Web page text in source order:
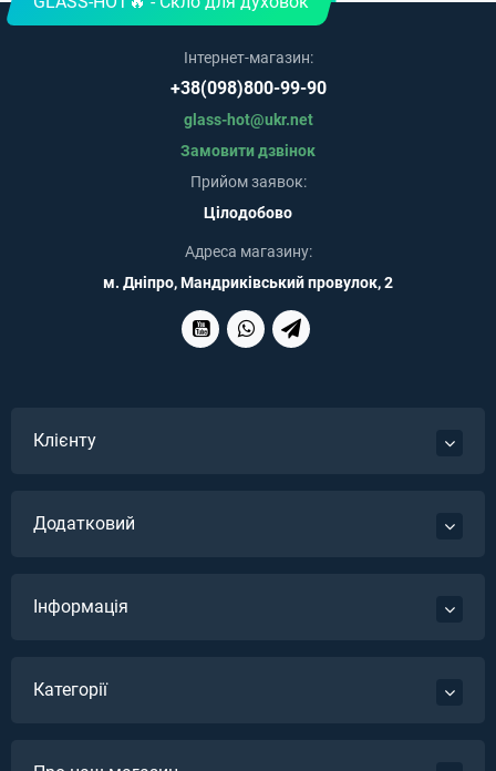
Інтернет-магазин:
+38(098)800-99-90
glass-hot@ukr.net
Замовити дзвінок
Прийом заявок:
Цілодобово
Адреса магазину:
м. Дніпро, Мандриківський провулок, 2
Клієнту
Додатковий
Інформація
Категорії